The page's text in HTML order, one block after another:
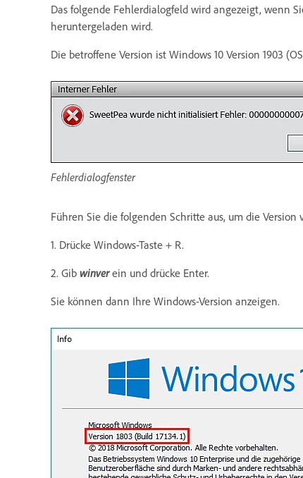
Das folgende Fehlerdialogfeld wird angezeigt, wenn
heruntergeladen wird.
Die betroffene Version ist Windows 10 Version 1903
Fehlerdialogfenster
Führen Sie die folgenden Schritte aus, um die
1. Drücke Windows-Taste + R.
2. Gib winverein und drücke Enter.
Sie können dann Ihre Windows-Version anzeigen.